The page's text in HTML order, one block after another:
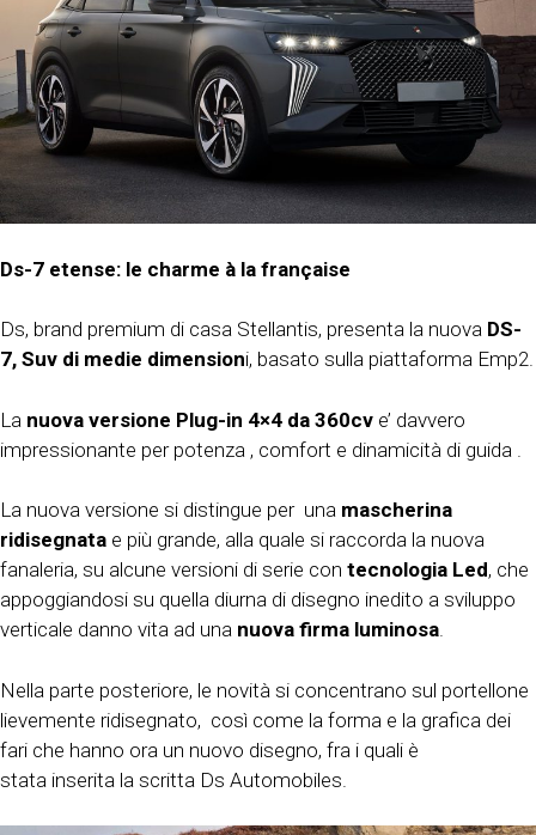
Ds-7 etense: le charme à la française
Ds, brand premium di casa Stellantis, presenta la nuova DS-
7, Suv di medie dimensioni, basato sulla piattaforma Emp2.
La nuova versione Plug-in 4×4 da 360cv e’ davvero
impressionante per potenza , comfort e dinamicità di guida .
La nuova versione si distingue per una mascherina
ridisegnata e più grande, alla quale si raccorda la nuova
fanaleria, su alcune versioni di serie con tecnologia Led, che
appoggiandosi su quella diurna di disegno inedito a sviluppo
verticale danno vita ad una nuova firma luminosa.
Nella parte posteriore, le novità si concentrano sul portellone
lievemente ridisegnato, così come la forma e la grafica dei
fari che hanno ora un nuovo disegno, fra i quali è
stata inserita la scritta Ds Automobiles.